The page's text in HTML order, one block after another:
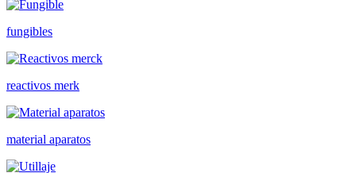
fungibles
reactivos merk
material aparatos